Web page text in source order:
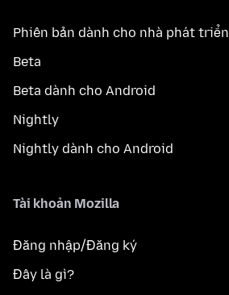
Phiên bản dành cho nhà phát triển
Beta
Beta dành cho Android
Nightly
Nightly dành cho Android
Tài khoản Mozilla
Đăng nhập/Đăng ký
Đây là gì?